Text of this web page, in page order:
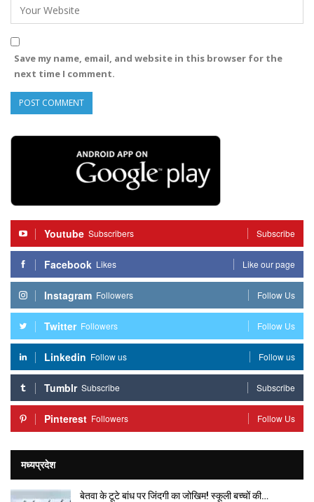
Save my name, email, and website in this browser for the
next time I comment.
Youtube Subscribers Subscribe
Facebook Likes Like our page
Instagram Followers Follow Us
Twitter Followers Follow Us
Linkedin Follow us Follow us
Tumblr Subscribe Subscribe
Pinterest Followers Follow Us
मध्यप्रदेश
बेतवा के टूटे बांध पर जिंदगी का जोखिम! स्कूली बच्चों की…